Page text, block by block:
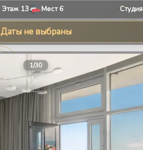
Этаж 13 Мест 6 Студия
Даты не выбраны
1/30